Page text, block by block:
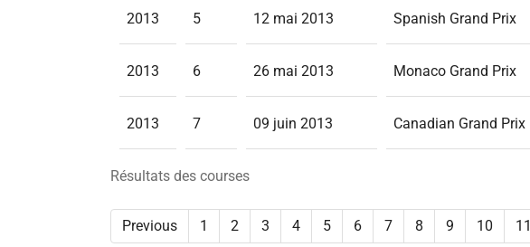
Résultats des courses
2013 5 12 mai 2013 Spanish Grand Prix
2013 6 26 mai 2013 Monaco Grand Prix
2013 7 09 juin 2013 Canadian Grand Prix
Previous 1 2 3 4 5 6 7 8 9 10 11